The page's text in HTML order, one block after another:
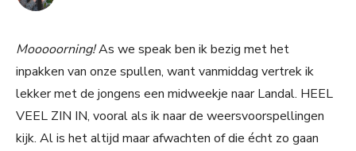
Mooooorning!As we speak ben ik bezig met het
inpakken van onze spullen, want vanmiddag vertrek ik
lekker met de jongens een midweekje naar Landal. HEEL
VEEL ZIN IN, vooral als ik naar de weersvoorspellingen
kijk. Al is het altijd maar afwachten of die écht zo gaan